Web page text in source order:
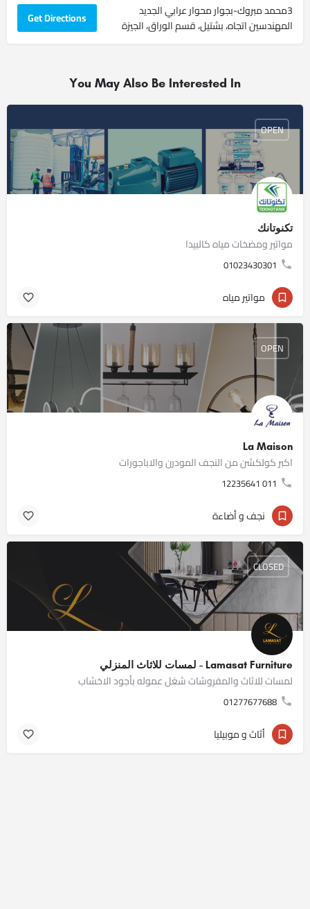
3محمد مبروك-بجوار محوار عرابي الجديد
المهندسين اتجاه، بشتيل، قسم الوراق، الجيزة
Get Directions
You May Also Be Interested In
تكنوتانك
مواتير ومضخات مياه كالبيدا
01023430301
OPEN
مواتير مياه
La Maison
اكبر كولكشن من النجف المودرن والاباجورات
011 12235641
OPEN
نجف و أضاءة
Lamasat Furniture - لمسات للاثاث المنزلي
لمسات للاثاث والمفروشات شغل عموله بأجود الاخشاب
01277677688
CLOSED
أثاث و موبيليا